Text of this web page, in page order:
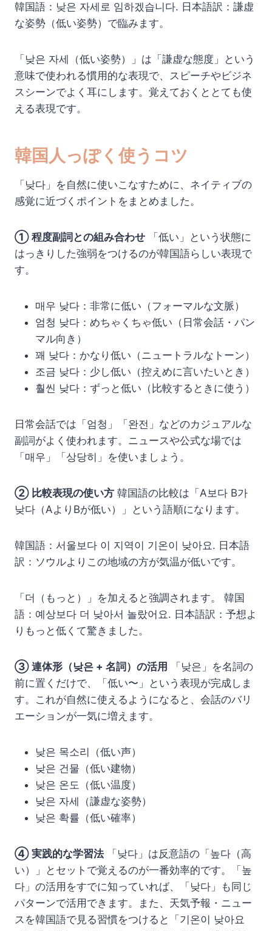
韓国語：낮은 자세로 임하겠습니다. 日本語訳：謙虚
な姿勢（低い姿勢）で臨みます。
「낮은 자세（低い姿勢）」は「謙虚な態度」という
意味で使われる慣用的な表現で、スピーチやビジネ
スシーンでよく耳にします。覚えておくととても使
える表現です。
韓国人っぽく使うコツ
「낮다」を自然に使いこなすために、ネイティブの
感覚に近づくポイントをまとめました。
① 程度副詞との組み合わせ 「低い」という状態に
はっきりした強弱をつけるのが韓国語らしい表現で
す。
매우 낮다：非常に低い（フォーマルな文脈）
엄청 낮다：めちゃくちゃ低い（日常会話・パン
マル向き）
꽤 낮다：かなり低い（ニュートラルなトーン）
조금 낮다：少し低い（控えめに言いたいとき）
훨씬 낮다：ずっと低い（比較するときに使う）
日常会話では「엄청」「완전」などのカジュアルな
副詞がよく使われます。ニュースや公式な場では
「매우」「상당히」を使いましょう。
② 比較表現の使い方 韓国語の比較は「A보다 B가
낮다（AよりBが低い）」という語順になります。
韓国語：서울보다 이 지역이 기온이 낮아요. 日本語
訳：ソウルよりこの地域の方が気温が低いです。
「더（もっと）」を加えると強調されます。 韓国
語：예상보다 더 낮아서 놀랐어요. 日本語訳：予想よ
りもっと低くて驚きました。
③ 連体形（낮은 + 名詞）の活用
「낮은」を名詞の
前に置くだけで、「低い〜」という表現が完成しま
す。これが自然に使えるようになると、会話のバリ
エーションが一気に増えます。
낮은 목소리（低い声）
낮은 건물（低い建物）
낮은 온도（低い温度）
낮은 자세（謙虚な姿勢）
낮은 확률（低い確率）
④ 実践的な学習法 「낮다」は反意語の「높다（高
い）」とセットで覚えるのが一番効率的です。「높
다」の活用をすでに知っていれば、「낮다」も同じ
パターンで活用できます。また、天気予報・ニュー
スを韓国語で見る習慣をつけると「기온이 낮아요